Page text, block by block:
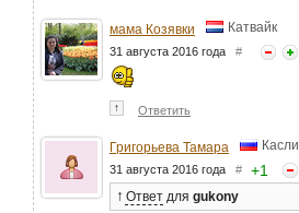
мама Козявки Катвайк
31 августа 2016 года #
↑ Ответить
Григорьева Тамара Касли
31 августа 2016 года # +1
↑ Ответ для gukony